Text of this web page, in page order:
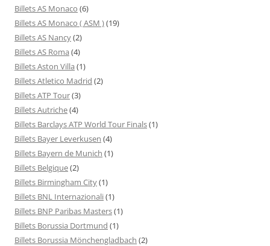
Billets AS Monaco (6)
Billets AS Monaco ( ASM )(19)
Billets AS Nancy(2)
Billets AS Roma (4)
Billets Aston Villa (1)
Billets Atletico Madrid (2)
Billets ATP Tour(3)
Billets Autriche(4)
Billets Barclays ATP World Tour Finals(1)
Billets Bayer Leverkusen (4)
Billets Bayern de Munich (1)
Billets Belgique(2)
Billets Birmingham City(1)
Billets BNL Internazionali(1)
Billets BNP Paribas Masters(1)
Billets Borussia Dortmund (1)
Billets Borussia Mönchengladbach (2)